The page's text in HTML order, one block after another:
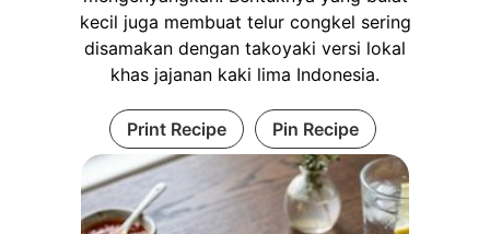
kecil juga membuat telur congkel sering
disamakan dengan takoyaki versi lokal
khas jajanan kaki lima Indonesia.
Print Recipe Pin Recipe